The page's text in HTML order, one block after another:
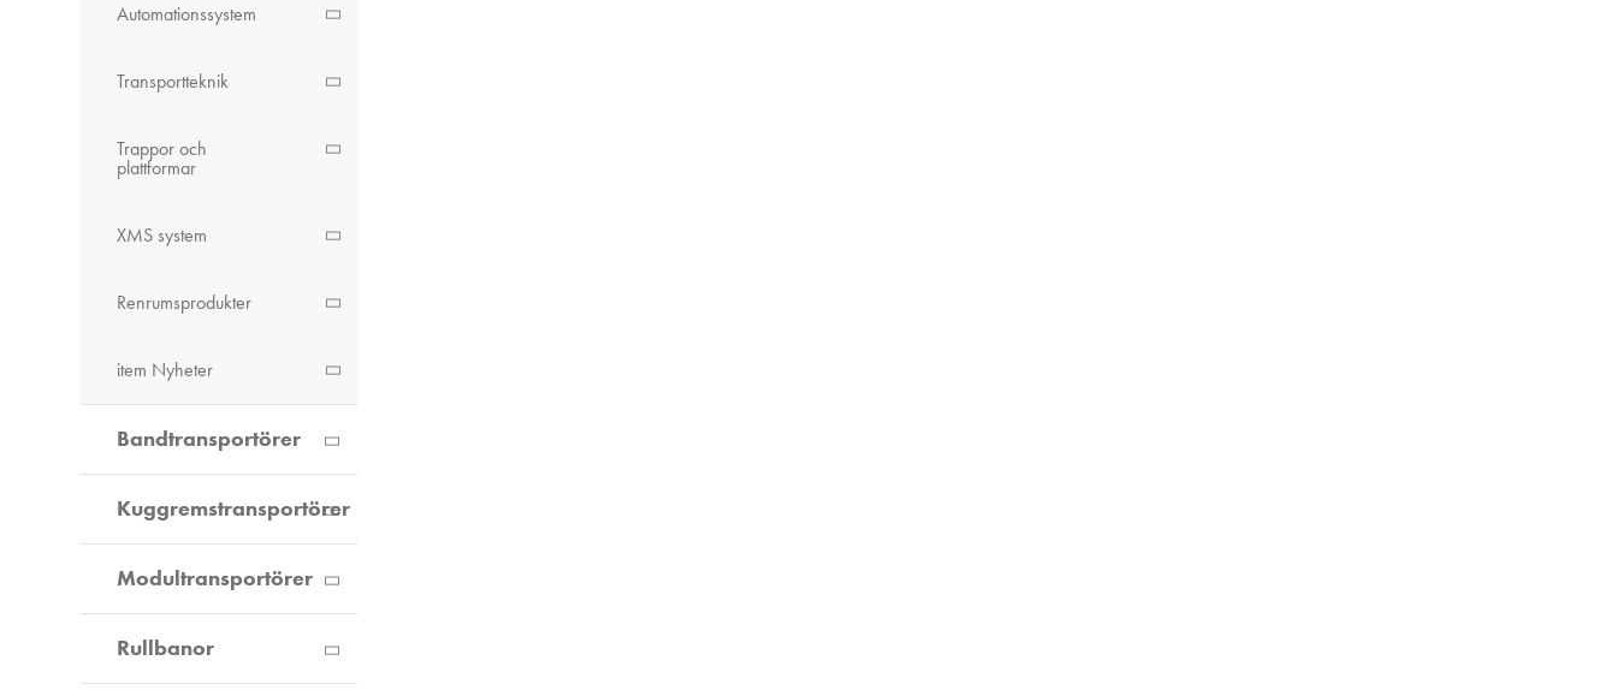
Automationssystem
Transportteknik
Trappor och
plattformar
XMS system
Renrumsprodukter
item Nyheter
Bandtransportörer
Kuggremstransportörer
Modultransportörer
Rullbanor